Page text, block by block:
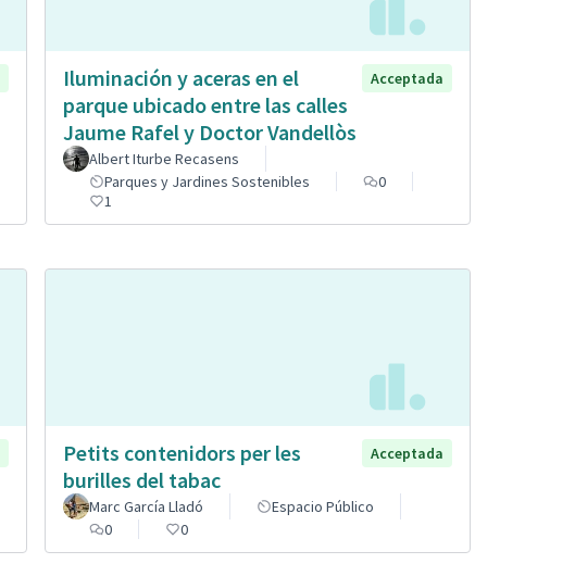
Iluminación y aceras en el
parque ubicado entre las calles
Jaume Rafel y Doctor Vandellòs
Acceptada
Albert Iturbe Recasens
Parques y Jardines Sostenibles
0
1
Petits contenidors per les
burilles del tabac
Acceptada
Marc García Lladó
Espacio Público
0
0